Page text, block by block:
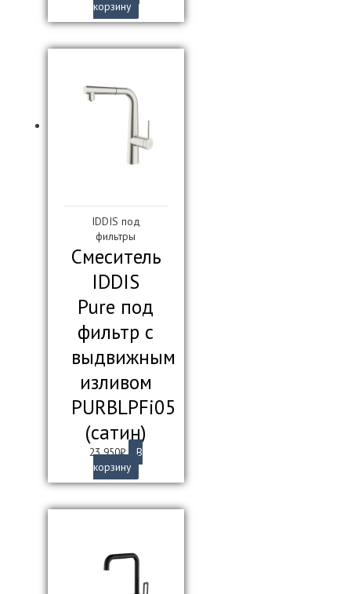
корзину
IDDIS под
фильтры
Смеситель
IDDIS
Pure под
фильтр с
выдвижным
изливом
PURBLPFi05
(сатин)
23 950₽
В
корзину